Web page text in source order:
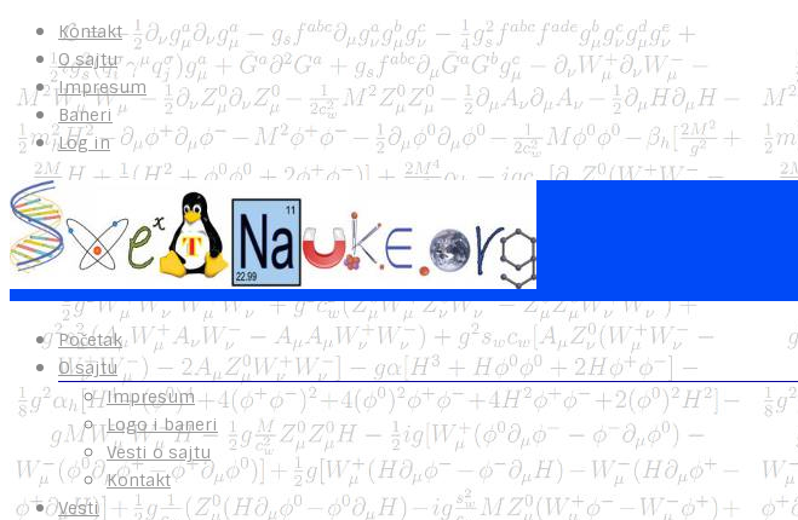
Kontakt
O sajtu
Impresum
Baneri
Log in
Početak
O sajtu
Impresum
Logo i baneri
Vesti o sajtu
Kontakt
Vesti